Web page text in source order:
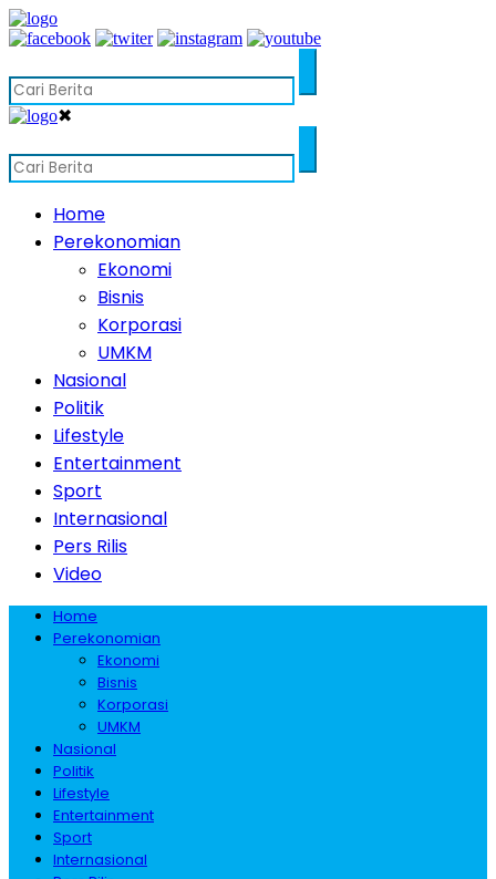
✖
Home
Perekonomian
Ekonomi
Bisnis
Korporasi
UMKM
Nasional
Politik
Lifestyle
Entertainment
Sport
Internasional
Pers Rilis
Video
Home
Perekonomian
Ekonomi
Bisnis
Korporasi
UMKM
Nasional
Politik
Lifestyle
Entertainment
Sport
Internasional